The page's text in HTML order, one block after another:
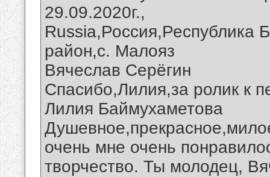
29.09.2020г.,
Russia,Россия,Республика
район,с. Малояз
Вячеслав Серёгин
Спасибо,Лилия,за ролик к
Лилия Баймухаметова
очень мне очень
творчество. Ты молодец,